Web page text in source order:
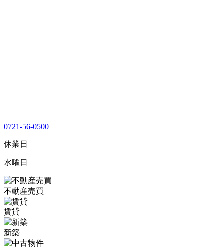
0721-56-0500
休業日
水曜日
不動産売買
賃貸
新築